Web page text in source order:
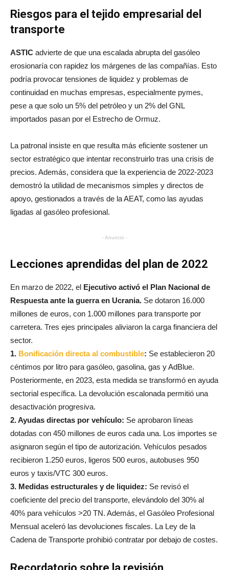
Riesgos para el tejido empresarial del
transporte
ASTIC advierte de que una escalada abrupta del gasóleo
erosionaría con rapidez los márgenes de las compañías. Esto
podría provocar tensiones de liquidez y problemas de
continuidad en muchas empresas, especialmente pymes,
pese a que solo un 5% del petróleo y un 2% del GNL
importados pasan por el Estrecho de Ormuz.
La patronal insiste en que resulta más eficiente sostener un
sector estratégico que intentar reconstruirlo tras una crisis de
precios. Además, considera que la experiencia de 2022‑2023
demostró la utilidad de mecanismos simples y directos de
apoyo, gestionados a través de la AEAT, como las ayudas
ligadas al gasóleo profesional.
- Anuncio -
Lecciones aprendidas del plan de 2022
En marzo de 2022, el Ejecutivo activó el Plan Nacional de
Respuesta ante la guerra en Ucrania. Se dotaron 16.000
millones de euros, con 1.000 millones para transporte por
carretera. Tres ejes principales aliviaron la carga financiera del
sector.
1. Bonificación directa al combustible: Se establecieron 20
céntimos por litro para gasóleo, gasolina, gas y AdBlue.
Posteriormente, en 2023, esta medida se transformó en ayuda
sectorial específica. La devolución escalonada permitió una
desactivación progresiva.
2. Ayudas directas por vehículo: Se aprobaron líneas
dotadas con 450 millones de euros cada una. Los importes se
asignaron según el tipo de autorización. Vehículos pesados
recibieron 1.250 euros, ligeros 500 euros, autobuses 950
euros y taxis/VTC 300 euros.
3. Medidas estructurales y de liquidez: Se revisó el
coeficiente del precio del transporte, elevándolo del 30% al
40% para vehículos >20 TN. Además, el Gasóleo Profesional
Mensual aceleró las devoluciones fiscales. La Ley de la
Cadena de Transporte prohibió contratar por debajo de costes.